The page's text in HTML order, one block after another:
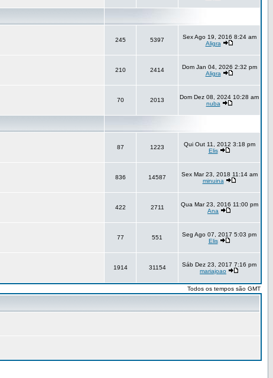
245 5397
Sex Ago 19, 2016 8:24 am
Aligra
210 2414
Dom Jan 04, 2026 2:32 pm
Aligra
70 2013
Dom Dez 08, 2024 10:28 am
nuba
87 1223
Qui Out 11, 2012 3:18 pm
Elis
836 14587
Sex Mar 23, 2018 11:14 am
minuina
422 2711
Qua Mar 23, 2016 11:00 pm
Ana
77 551
Seg Ago 07, 2017 5:03 pm
Elis
1914 31154
Sáb Dez 23, 2017 7:16 pm
mariajoao
Todos os tempos são GMT